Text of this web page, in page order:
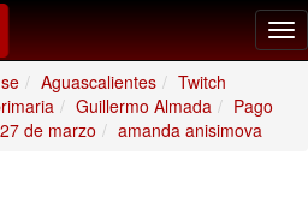
Aguascalientes
Twitch
Guillermo Almada
Pago
27 de marzo amanda anisimova